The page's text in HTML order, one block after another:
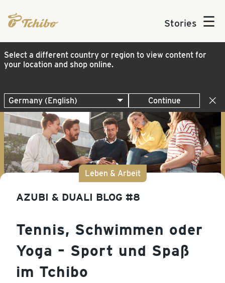
Stories ☰
Select a different country or region to view content for
your location and shop online.
Continue
Leben & Arbeit
AZUBI & DUALI BLOG #8
Tennis, Schwimmen oder
Yoga – Sport und Spaß
im Tchibo